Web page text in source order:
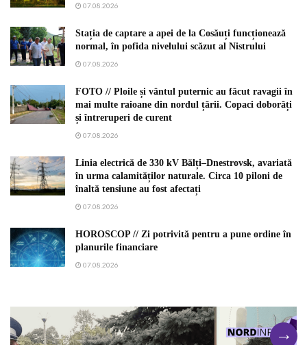
07.08.2026
Stația de captare a apei de la Cosăuți funcționează
normal, în pofida nivelului scăzut al Nistrului
07.08.2026
FOTO // Ploile și vântul puternic au făcut ravagii în
mai multe raioane din nordul țării. Copaci doborâți
și întreruperi de curent
07.08.2026
Linia electrică de 330 kV Bălți–Dnestrovsk, avariată
în urma calamităților naturale. Circa 10 piloni de
înaltă tensiune au fost afectați
07.08.2026
HOROSCOP // Zi potrivită pentru a pune ordine în
planurile financiare
07.08.2026
→